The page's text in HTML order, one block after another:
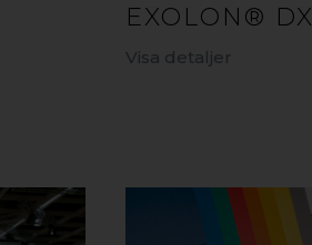
EXOLON® DX
Visa detaljer